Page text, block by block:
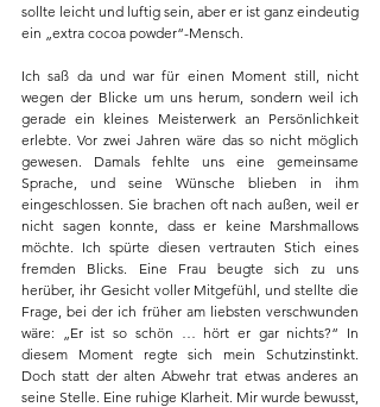
sollte leicht und luftig sein, aber er ist ganz eindeutig
ein „extra cocoa powder“-Mensch.
Ich saß da und war für einen Moment still, nicht
wegen der Blicke um uns herum, sondern weil ich
gerade ein kleines Meisterwerk an Persönlichkeit
erlebte. Vor zwei Jahren wäre das so nicht möglich
gewesen. Damals fehlte uns eine gemeinsame
Sprache, und seine Wünsche blieben in ihm
eingeschlossen. Sie brachen oft nach außen, weil er
nicht sagen konnte, dass er keine Marshmallows
möchte. Ich spürte diesen vertrauten Stich eines
fremden Blicks. Eine Frau beugte sich zu uns
herüber, ihr Gesicht voller Mitgefühl, und stellte die
Frage, bei der ich früher am liebsten verschwunden
wäre: „Er ist so schön … hört er gar nichts?“ In
diesem Moment regte sich mein Schutzinstinkt.
Doch statt der alten Abwehr trat etwas anderes an
seine Stelle. Eine ruhige Klarheit. Mir wurde bewusst,